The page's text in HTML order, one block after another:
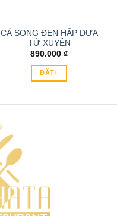
CÁ SONG ĐEN HẤP DƯA
TỨ XUYÊN
890.000 ₫
ĐẶT+